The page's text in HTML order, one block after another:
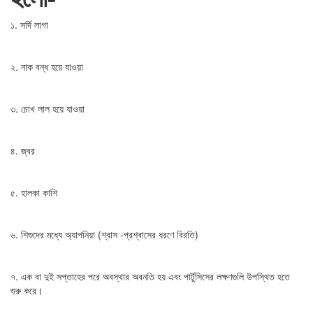
১. সর্দি লাগা
২. নাক বন্ধ হয়ে যাওয়া
৩. চোখ লাল হয়ে যাওয়া
৪. জ্বর
৫. হালকা কাশি
৬. শিশুদের মধ্যে অ্যাপনিয়া (শ্বাস -প্রশ্বাসের ধরণে বিরতি)
৭. এক বা দুই সপ্তাহের পরে অবস্থার অবনতি হয় এবং পার্টুসিসের লক্ষণগুলি উপস্থিত হতে
শুরু করে।